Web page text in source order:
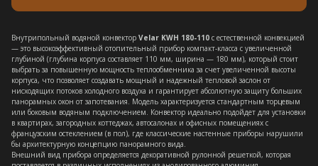
Внутрипольный водяной конвектор Velar KWH 180-110 с естественной конвекцией
— это высокоэффективный отопительный прибор компакт-класса с увеличенной
глубиной (глубина корпуса составляет 110 мм, ширина — 180 мм), который стоит
выбрать за повышенную мощность теплообменника за счет увеличенной высоты
корпуса, что позволяет создавать мощный и надежный тепловой заслон от
нисходящих потоков холодного воздуха и гарантирует абсолютную защиту больших
панорамных окон от запотевания. Модель характеризуется стандартным торцевым
или боковым водяным подключением. Конвектор идеально подойдет для установки
в квартирах, загородных коттеджах, автосалонах и офисных помещениях с
французским остеклением (в пол), где классические настенные приборы нарушили
бы архитектурную концепцию панорамного вида.
Внешний вид прибора определяется декоративной рулонной решеткой, которая